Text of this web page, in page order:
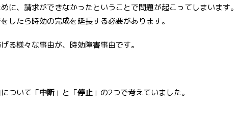
に、請求ができなかったということで問題が起こってしまいます。
したら時効の完成を延長する必要があります。
る様々な事由が、時効障害事由です。
ついて「中断 」と「停止 」の2つで考えていました。